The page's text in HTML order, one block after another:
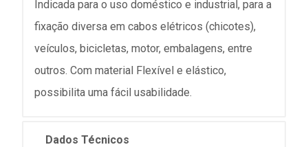
Indicada para o uso doméstico e industrial, para a
fixação diversa em cabos elétricos (chicotes),
veículos, bicicletas, motor, embalagens, entre
outros. Com material Flexível e elástico,
possibilita uma fácil usabilidade.
Dados Técnicos